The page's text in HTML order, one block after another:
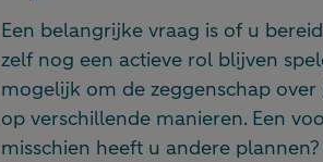
Een belangrijke vraag is of u
zelf nog een actieve rol blijven
mogelijk om de zeggenschap
op verschillende manieren. Een
misschien heeft u andere